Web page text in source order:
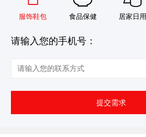
服饰鞋包 食品保健 居家日用
请输入您的手机号：
提交需求